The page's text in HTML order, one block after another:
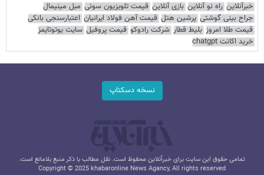
خبرآنلاین راه نو آنلاین بازی آنلاین قیمت تلویزیون سونی مبل مینیمال
جراح بینی گوشتی پرشین هتل قیمت آهن فولاد ایرانیان اعتبارسنجی بانکی
قیمت طلا امروز بلیط قطار شرکت رادوکو قیمت پروفیل سایت یوتوتایمز
خرید اکانت chatgpt
نسخه دسکتاپ
تمامی حقوق این سایت برای خبرآنلاین محفوظ است. نقل مطالب با ذکر منبع بلامانع است.
Copyright © 2025 khabaronline News Agancy, All rights reserved